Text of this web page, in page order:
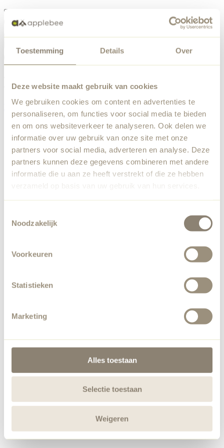
Toestemming Details Over
Deze website maakt gebruik van cookies
We gebruiken cookies om content en advertenties te
personaliseren, om functies voor social media te bieden
en om ons websiteverkeer te analyseren. Ook delen we
informatie over uw gebruik van onze site met onze
partners voor social media, adverteren en analyse. Deze
partners kunnen deze gegevens combineren met andere
informatie die u aan ze heeft verstrekt of die ze hebben
verzameld op basis van uw gebruik van hun services.
Noodzakelijk
Voorkeuren
Statistieken
Marketing
Alles toestaan
Selectie toestaan
Weigeren
Etwas ist schiefgelaufen
Team wurde benachrichtigt.
Zurück zur Startseite